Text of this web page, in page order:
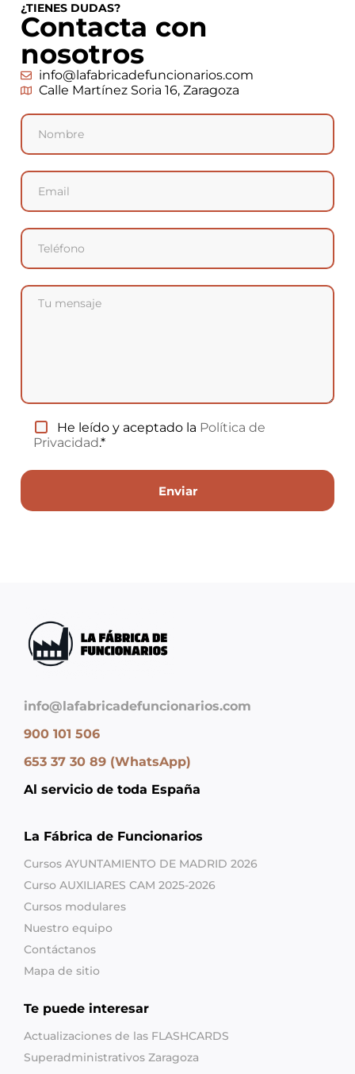
¿TIENES DUDAS?
Contacta con
nosotros
info@lafabricadefuncionarios.com
Calle Martínez Soria 16, Zaragoza
He leído y aceptado la Política de
Privacidad.*
info@lafabricadefuncionarios.com
900 101 506
653 37 30 89 (WhatsApp)
Al servicio de toda España
La Fábrica de Funcionarios
Cursos AYUNTAMIENTO DE MADRID 2026
Curso AUXILIARES CAM 2025-2026
Cursos modulares
Nuestro equipo
Contáctanos
Mapa de sitio
Te puede interesar
Actualizaciones de las FLASHCARDS
Superadministrativos Zaragoza